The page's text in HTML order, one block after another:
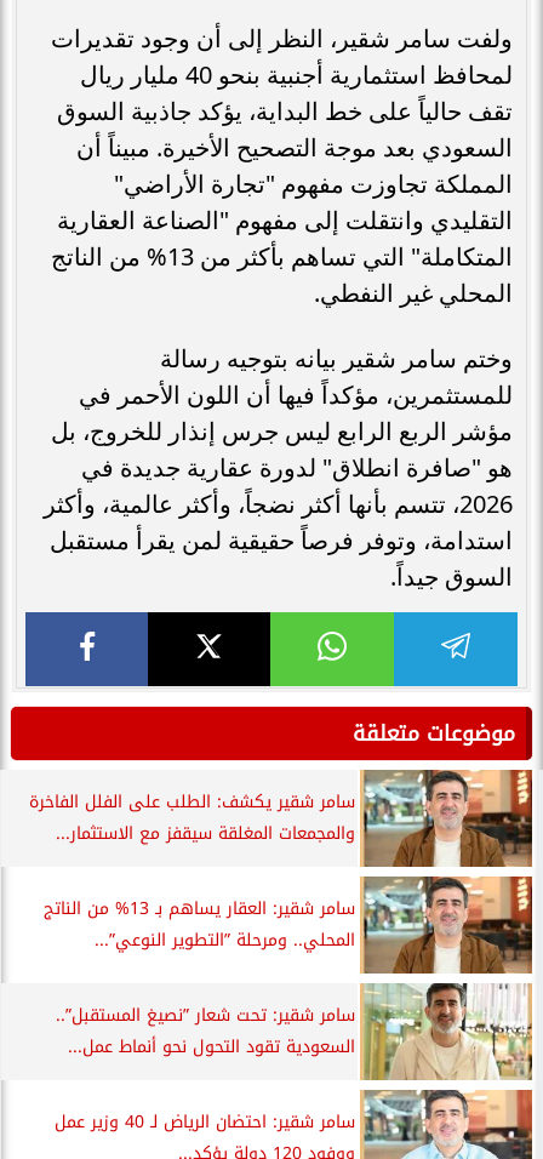
ولفت سامر شقير، النظر إلى أن وجود تقديرات
لمحافظ استثمارية أجنبية بنحو 40 مليار ريال
تقف حالياً على خط البداية، يؤكد جاذبية السوق
السعودي بعد موجة التصحيح الأخيرة. مبيناً أن
المملكة تجاوزت مفهوم "تجارة الأراضي"
التقليدي وانتقلت إلى مفهوم "الصناعة العقارية
المتكاملة" التي تساهم بأكثر من 13% من الناتج
المحلي غير النفطي.
وختم سامر شقير بيانه بتوجيه رسالة
للمستثمرين، مؤكداً فيها أن اللون الأحمر في
مؤشر الربع الرابع ليس جرس إنذار للخروج، بل
هو "صافرة انطلاق" لدورة عقارية جديدة في
2026، تتسم بأنها أكثر نضجاً، وأكثر عالمية، وأكثر
استدامة، وتوفر فرصاً حقيقية لمن يقرأ مستقبل
السوق جيداً.
موضوعات متعلقة
سامر شقير يكشف: الطلب على الفلل الفاخرة
والمجمعات المغلقة سيقفز مع الاستثمار...
سامر شقير: العقار يساهم بـ 13% من الناتج
المحلي.. ومرحلة ”التطوير النوعي”...
سامر شقير: تحت شعار ”نصيغ المستقبل”..
السعودية تقود التحول نحو أنماط عمل...
سامر شقير: احتضان الرياض لـ 40 وزير عمل